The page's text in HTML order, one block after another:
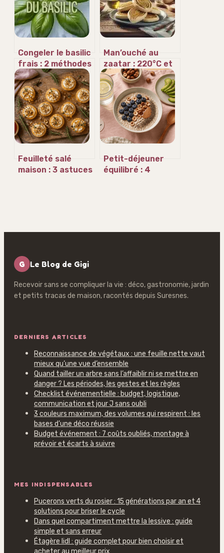
Congeler le basilic
frais : 2 méthodes
simples pour
préserver son
parfum toute
l’année
Man’ouché au
zaatar : 220°C et
3 secrets pour
une pâte libanaise
authentique
Feuilleté salé
maison : 3 astuces
Petit-déjeuner
équilibré : 4
G Le Blog de Gigi
Recevoir sans se compliquer la vie : déco, gastronomie, jardin
et petits tracas de maison, racontés depuis Suresnes.
DERNIERS ARTICLES
Reconnaissance de végétaux : une feuille nette vaut
mieux qu’une vue d’ensemble
Quand tailler un arbre sans l’affaiblir ni se mettre en
danger ? Les périodes, les gestes et les règles
Checklist événementielle : budget, logistique,
communication et jour J sans oubli
3 couleurs maximum, des volumes qui respirent : les
bases d’une déco réussie
Budget événement : 7 coûts oubliés, montage à
prévoir et écarts à suivre
MES INDISPENSABLES
Pucerons verts du rosier : 15 générations par an et 4
solutions pour briser le cycle
Dans quel compartiment mettre la lessive : guide
simple et sans erreur
Étagère lidl : guide complet pour bien choisir et
acheter au meilleur prix